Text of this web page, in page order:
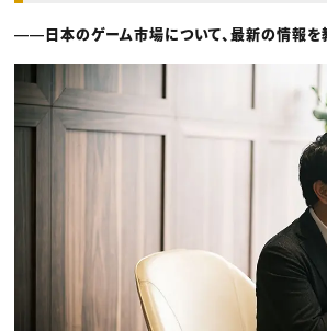
――日本のゲーム市場について、最新の情報を